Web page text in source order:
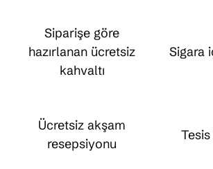
Siparişe göre
hazırlanan ücretsiz
kahvaltı
Sigara
Ücretsiz akşam
resepsiyonu